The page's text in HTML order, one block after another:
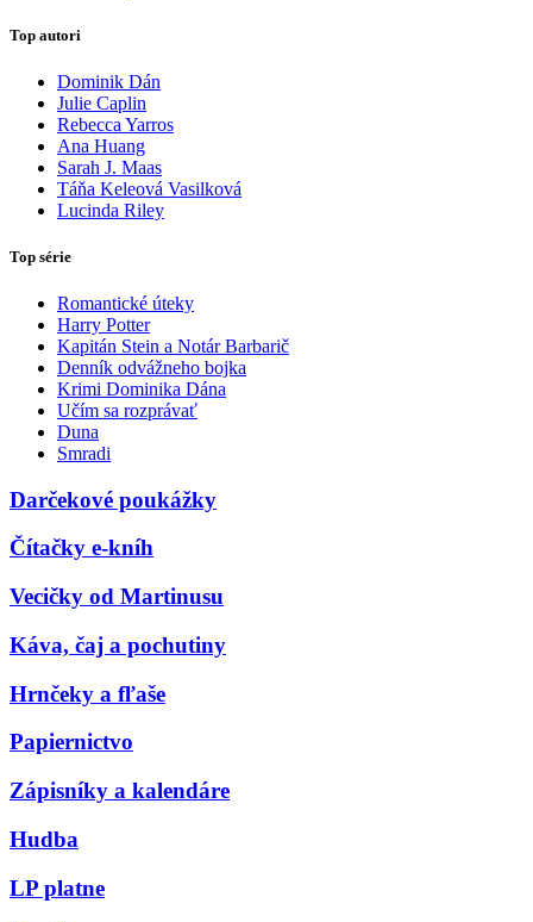
Top autori
Dominik Dán
Julie Caplin
Rebecca Yarros
Ana Huang
Sarah J. Maas
Táňa Keleová Vasilková
Lucinda Riley
Top série
Romantické úteky
Harry Potter
Kapitán Stein a Notár Barbarič
Denník odvážneho bojka
Krimi Dominika Dána
Učím sa rozprávať
Duna
Smradi
Darčekové poukážky
Čítačky e-kníh
Vecičky od Martinusu
Káva, čaj a pochutiny
Hrnčeky a fľaše
Papiernictvo
Zápisníky a kalendáre
Hudba
LP platne